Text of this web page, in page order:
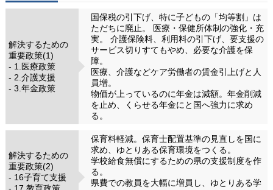
解決するための
重要政策(1)
- 1.医療政策
- 2.介護支援
- 3.年金政策
国保税の引下げ、特に子どもの「均等割」は
ただちに廃止。 医療・保健所体制の強化・充
実。 介護保険料、利用料の引下げ、要支援の
サービス切りすてもやめ、必要な介護を保
障。
医療、介護などケア労働者の賃金引上げと人
員増。
物価が上っているのに年金は減額。年金削減
を止め、くらせる年金にと国へ強力に求め
る。
解決するための
重要政策(2)
- 16子育て支援
- 17.教育政策
保育料軽減。保育士配置基準の見直しを国に
求め、ゆとりある保育環境をつくる。
学校給食無償にするための県の支援制度を作
る。
県費での教員を大幅に増員し、ゆとりある学